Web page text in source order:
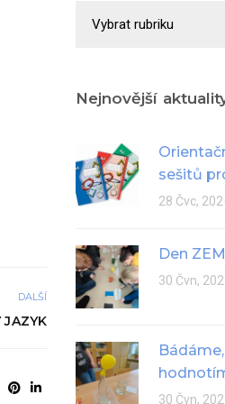
DALŠÍ
JAZYK
Nejnovější
sešitů
28 Čvc,
Den
30 Čvn,
30 Čvn,